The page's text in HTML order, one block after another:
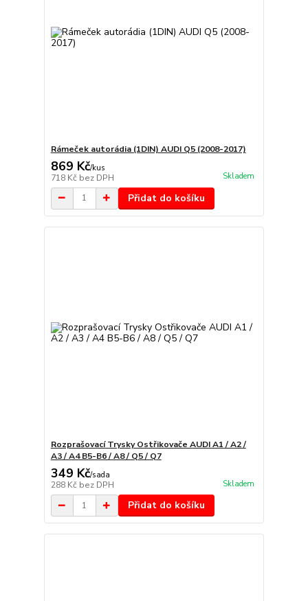
Rámeček autorádia (1DIN) AUDI Q5 (2008-2017)
869 Kč/kus
718 Kč bez DPH Skladem
Přidat do košíku
Rozprašovací Trysky Ostřikovače AUDI A1 / A2 /
A3 / A4 B5-B6 / A8 / Q5 / Q7
349 Kč/sada
288 Kč bez DPH Skladem
Přidat do košíku